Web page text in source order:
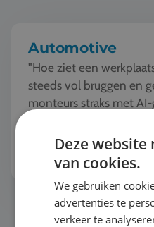
Automotive
"Hoe ziet een
steeds vol bruggen en
monteurs straks met
razendsnel. Tijde...
Bekijk het thema
Mode en Design
Deze
van cookies.
We gebruiken
advertenties te
verkeer te